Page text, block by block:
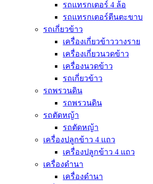
รถแทรกเตอร์ 4 ล้อ
รถแทรกเตอร์ตีนตะขาบ
รถเกี่ยวข้าว
เครื่องเกี่ยวข้าววางราย
เครื่องเกี่ยวนวดข้าว
เครื่องนวดข้าว
รถเกี่ยวข้าว
รถพรวนดิน
รถพรวนดิน
รถตัดหญ้า
รถตัดหญ้า
เครื่องปลูกข้าว 4 แถว
เครื่องปลูกข้าว 4 แถว
เครื่องดำนา
เครื่องดำนา